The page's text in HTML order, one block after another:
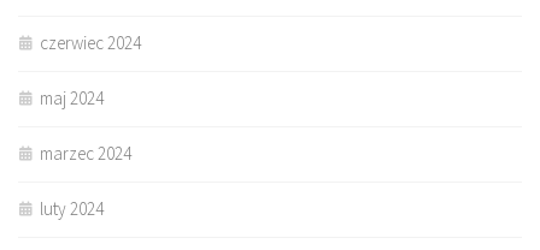
czerwiec 2024
maj 2024
marzec 2024
luty 2024